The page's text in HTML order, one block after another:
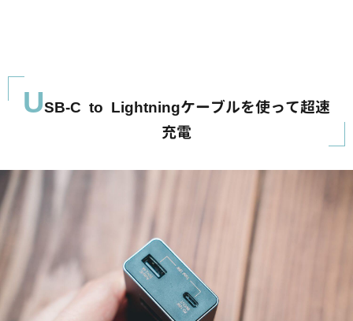
USB-C to Lightningケーブルを使って超速
充電